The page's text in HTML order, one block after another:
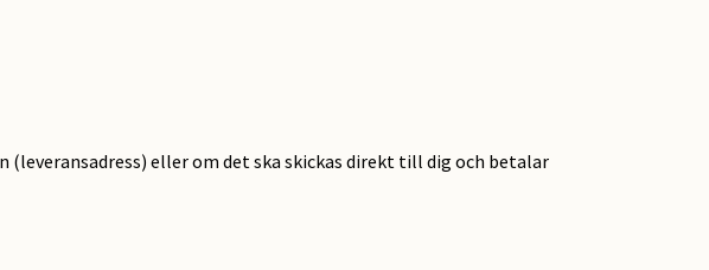
eller om det ska skickas direkt till dig och betalar